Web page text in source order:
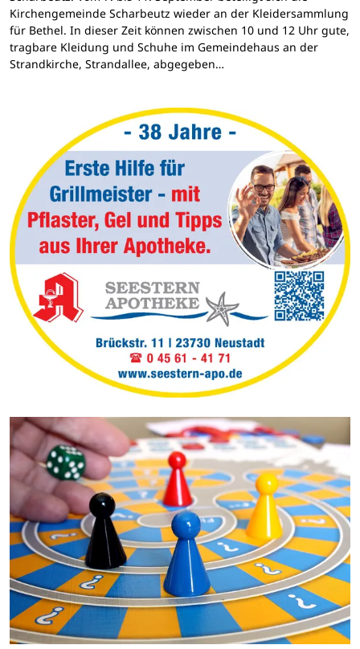
Kirchengemeinde Scharbeutz wieder an der Kleidersammlung
für Bethel. In dieser Zeit können zwischen 10 und 12 Uhr gute,
tragbare Kleidung und Schuhe im Gemeindehaus an der
Strandkirche, Strandallee, abgegeben…